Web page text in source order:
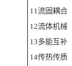
11流固耦合
12流体机械
13多能互补
14传热传质